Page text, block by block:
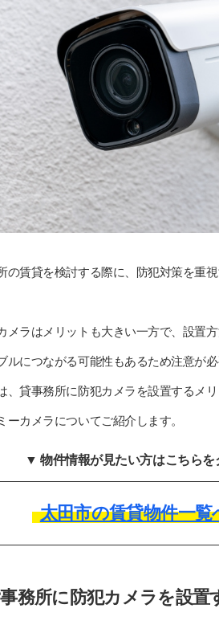
の賃貸を検討する際に、防犯対策を重
メラはメリットも大きい一方で、設置
ルにつながる可能性もあるため注意が必
、貸事務所に防犯カメラを設置するメ
ーカメラについてご紹介します。
▼ 物件情報が見たい方はこちら
太田市の賃貸物件一覧
務所に防犯カメラを設置